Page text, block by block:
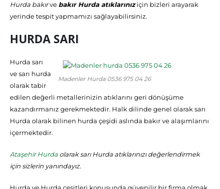
Hurda bakırve bakır Hurda atıklarınıziçin bizleri arayarak
yerinde tespit yapmamızı sağlayabilirsiniz.
HURDA SARI
Madenler Hurda 0536 975 04 26
Hurda sarı
ve sarı hurda
olarak tabir
edilen değerli metallerinizin atıklarını geri dönüşüme
kazandırmanız gerekmektedir. Halk dilinde genel olarak sarı
Hurda olarak bilinen hurda çeşidi aslında bakır ve alaşımlarını
içermektedir.
Ataşehir Hurda olarak sarı Hurda atıklarınızı değerlendirmek
için sizlerin yanındayız.